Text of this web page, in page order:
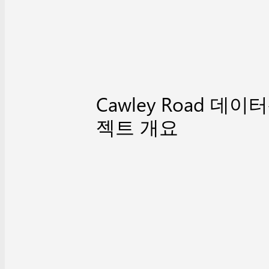
Cawley Road 데이
젝트 개요